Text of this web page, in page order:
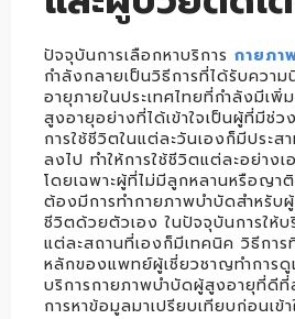
ปัจจุบันการเลือกหาบริการ กายภา
กำลังกลายเป็นวิธีการที่ได้รับควา
อายุภายในประเทศไทยที่กำลังมีเ
สูงอายุอย่างที่ได้เข้าใจเป็นผู้ที่มีช่ว
การใช้ชีวิตในแต่ละวันเองก็มีประ
ลงไป ทำให้การใช้ชีวิตแต่ละอย่างเ
โดยเฉพาะผู้ที่ไม่มีลูกหลานหรือญา
ต้องมีการทำกายภาพบำบัดสำหรับ
ชีวิตด้วยตัวเอง ในปัจจุบันการให้บ
แต่ละสถานที่เองก็มีเทคนิค วิธีกา
หลักของแพทย์ผู้เชี่ยวชาญทำการดู
บริการกายภาพบำบัดผู้สูงอายุที่ดี
การหาข้อมูลมาเปรียบเทียบก่อนเข้